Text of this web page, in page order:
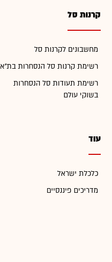
קרנות סל
מחשבונים לקרנות סל
רשימת קרנות סל הנסחרות בת"א
רשימת תעודות סל הנסחרות
בשוקי עולם
עוד
כלכלת ישראל
מדריכים פיננסיים